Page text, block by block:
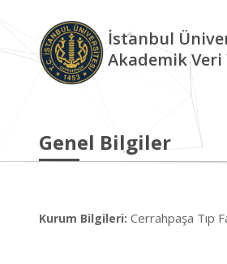
İstanbul
Akademik
Genel Bilgiler
Kurum Bilgileri: Cerrahpaşa Tıp